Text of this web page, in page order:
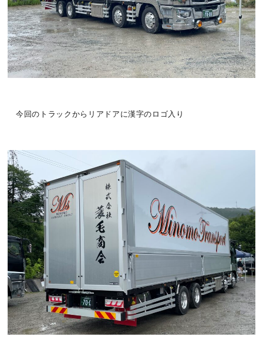
今回のトラックからリアドアに漢字のロゴ入り